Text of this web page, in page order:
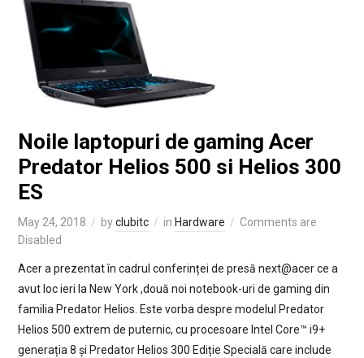
Noile laptopuri de gaming Acer
Predator Helios 500 si Helios 300
ES
May 24, 2018 byclubitc in Hardware
Comments are
Disabled
Acer a prezentat în cadrul conferinței de presă next@acer ce a
avut loc ieri la New York ,două noi notebook-uri de gaming din
familia Predator Helios. Este vorba despre modelul Predator
Helios 500 extrem de puternic, cu procesoare Intel Core™ i9+
generația 8 și Predator Helios 300 Ediție Specială care include